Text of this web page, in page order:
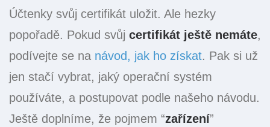
Účtenky svůj certifikát uložit. Ale hezky
popořadě. Pokud svůj certifikát ještě nemáte,
podívejte se na návod, jak ho získat. Pak si už
jen stačí vybrat, jaký operační systém
používáte, a postupovat podle našeho návodu.
Ještě doplníme, že pojmem “zařízení”